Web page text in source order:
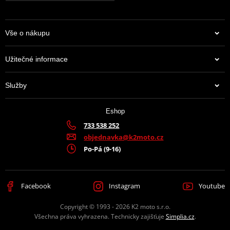
Drag racing či Road racing.
Ocelové rozety vyrábí JT pouze z té nej C49 vysokouhlíkové oceli a
přední kola jsou z chrommolybdenové oceli.
Informace o výrobci řetězových kol - JT sprockets
moderní továrnu plnou CNC strojů, které zpracovávají ty top
jakoukoli motorku či čtyřkolku.
Vše o nákupu
Užitečné informace
Služby
Eshop
733 538 252
objednavka@k2moto.cz
Po-Pá (9-16)
Facebook Instagram Youtube
Copyright © 1993 - 2026 K2 moto s.r.o.
Všechna práva vyhrazena. Technicky zajišťuje Simplia.cz.